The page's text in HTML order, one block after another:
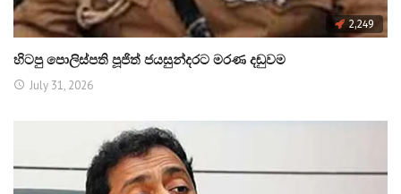
2,249
හිටපු පොලිස්පති පූජිත් ජයසුන්දරට මරණ දඬුවම
July 31, 2026